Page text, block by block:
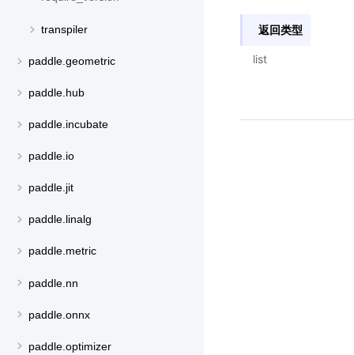
transpiler
paddle.geometric
paddle.hub
paddle.incubate
paddle.io
paddle.jit
paddle.linalg
paddle.metric
paddle.nn
paddle.onnx
paddle.optimizer
返回类型
list